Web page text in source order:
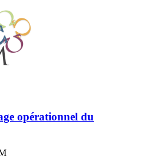
opérationnel du